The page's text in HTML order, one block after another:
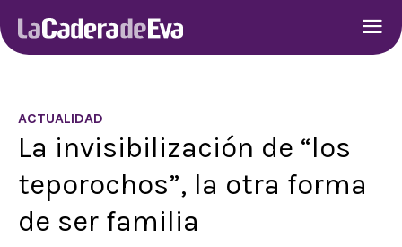
ACTUALIDAD
La invisibilización de “los
teporochos”, la otra forma
de ser familia